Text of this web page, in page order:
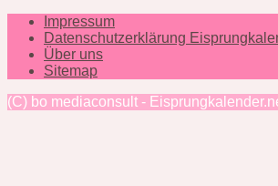
Impressum
Datenschutzerklärung
Über uns
Sitemap
(C) bo mediaconsult -